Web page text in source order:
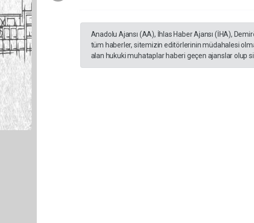
Anadolu Ajansı (AA), İhlas Haber Ajansı (İHA),
tüm haberler, sitemizin editörlerinin müdahalesi
alan hukuki muhataplar haberi geçen ajanslar olup